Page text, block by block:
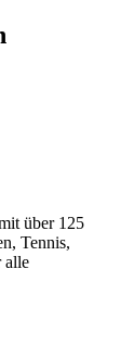
über 125
Tennis,
alle